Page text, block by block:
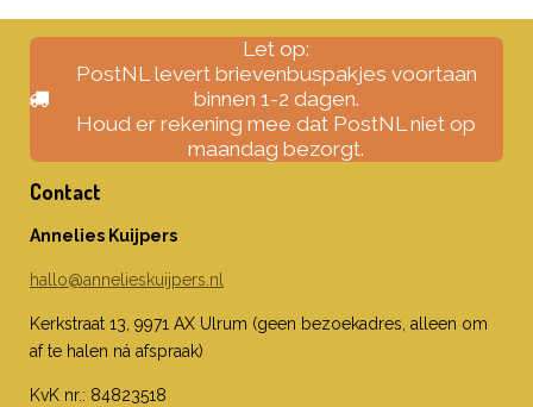
Let op:
PostNL levert brievenbuspakjes voortaan
binnen 1-2 dagen.
Houd er rekening mee dat PostNL niet op
maandag bezorgt.
Contact
Annelies Kuijpers
hallo@annelieskuijpers.nl
Kerkstraat 13, 9971 AX Ulrum (geen bezoekadres, alleen om
af te halen ná afspraak)
KvK nr.: 84823518